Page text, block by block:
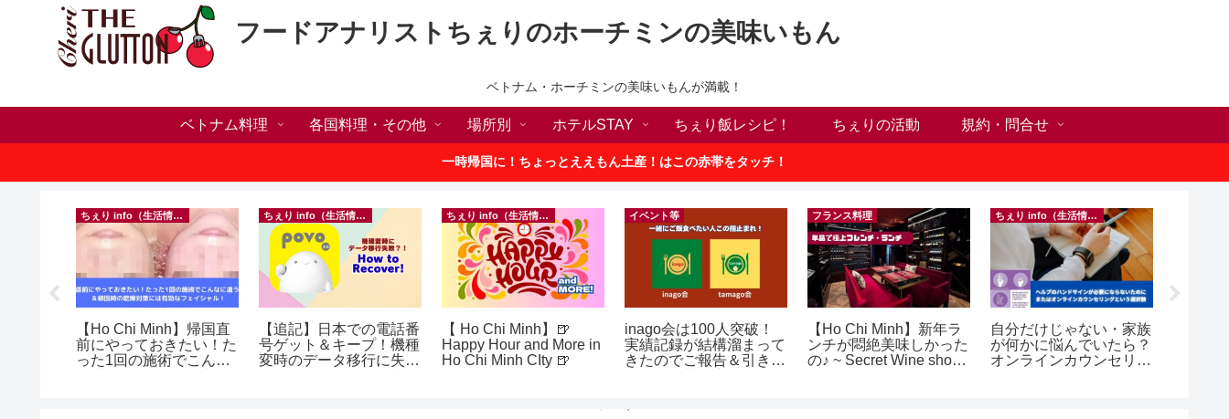
フードアナリストちぇりのホーチミンの美味いもん
ベトナム・ホーチミンの美味いもんが満載！
ベトナム料理 各国料理・その他 場所別 ホテルSTAY ちぇり飯レシピ！ ちぇりの活動 規約・問合せ
一時帰国に！ちょっとええもん土産！はこの赤帯をタッチ！
ちぇり info（生活情報）
【Ho Chi Minh】帰国直
前にやっておきたい！た
った1回の施術でこんな
ちぇり info（生活情報）
【追記】日本での電話番
号ゲット＆キープ！機種
変時のデータ移行に失敗
ちぇり info（生活情報）
【 Ho Chi Minh】🍺
Happy Hour and More in
Ho Chi Minh CIty 🍺
イベント等
inago会は100人突破！
実績記録が結構溜まって
きたのでご報告＆引き続
フランス料理
【Ho Chi Minh】新年ラ
ンチが悶絶美味しかった
の♪ ~ Secret Wine shop
ちぇり info（生活情報）
自分だけじゃない・家族
が何かに悩んでいたら？
オンラインカウンセリン